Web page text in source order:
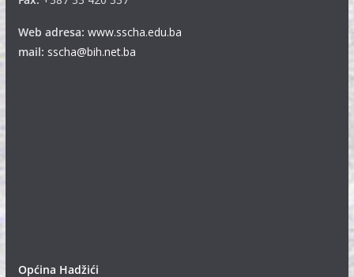
Web adresa: www.sscha.edu.ba
mail: sscha@bih.net.ba
Općina Hadžići